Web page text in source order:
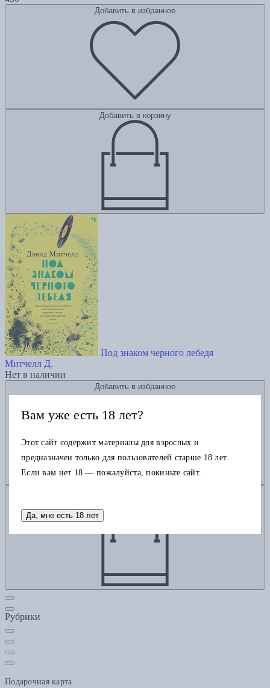
Добавить в избранное
Добавить в корзину
Под знаком черного лебедя
Митчелл Д.
Нет в наличии
Добавить в избранное
Рубрики
Подарочная карта
Вам уже есть 18 лет?
Этот сайт содержит материалы для взрослых и
предназначен только для пользователей старше 18 лет.
Если вам нет 18 — пожалуйста, покиньте сайт.
Да, мне есть 18 лет